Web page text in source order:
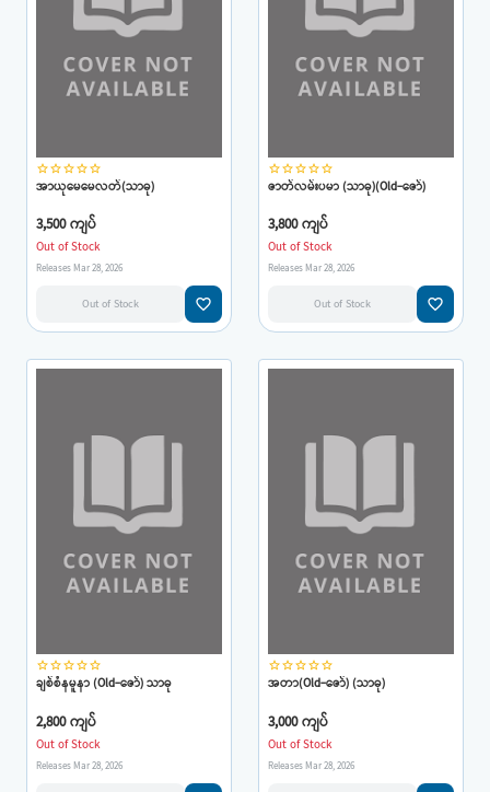
star_borderstar_borderstar_borderstar_borderstar_border
အာယုမေမေလတ်(သာဓု)
3,500 ကျပ်
Out of Stock
Releases Mar 28, 2026
Out of Stock favorite_border
star_borderstar_borderstar_borderstar_borderstar_border
ဇာတ်လမ်းပမာ (သာဓု)(Old-ဇော်)
3,800 ကျပ်
Out of Stock
Releases Mar 28, 2026
Out of Stock favorite_border
star_borderstar_borderstar_borderstar_borderstar_border
ချစ်စံနမူနာ (Old-ဇော်) သာဓု
2,800 ကျပ်
Out of Stock
Releases Mar 28, 2026
star_borderstar_borderstar_borderstar_borderstar_border
အတာ(Old-ဇော်) (သာဓု)
3,000 ကျပ်
Out of Stock
Releases Mar 28, 2026